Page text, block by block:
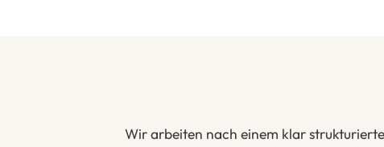
Wir arbeiten nach einem klar